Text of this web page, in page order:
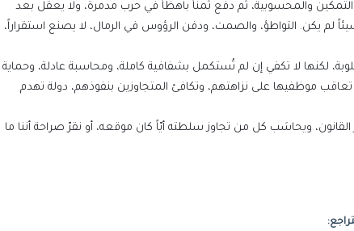
والمحسوبية، ثم دفع ثمناً باهظاً في حرب مدمرة، ولا يعقل بعد
لم يكن. التواطؤ، والصمت، ودفن الرؤوس في الرمال، لا يصنع استقراراً،
لكنها لا تكفي إن لم تُستكمل بشفافية كاملة، ومحاسبة عادلة، وحماية
موظفيها على نزاهتهم، وتكافئ المتجاوزين بنفوذهم، دولة تهدم
ويحاسَب كل من تجاوز سلطته أيّاً كان موقعه، أو نقرّ صراحة أننا ما